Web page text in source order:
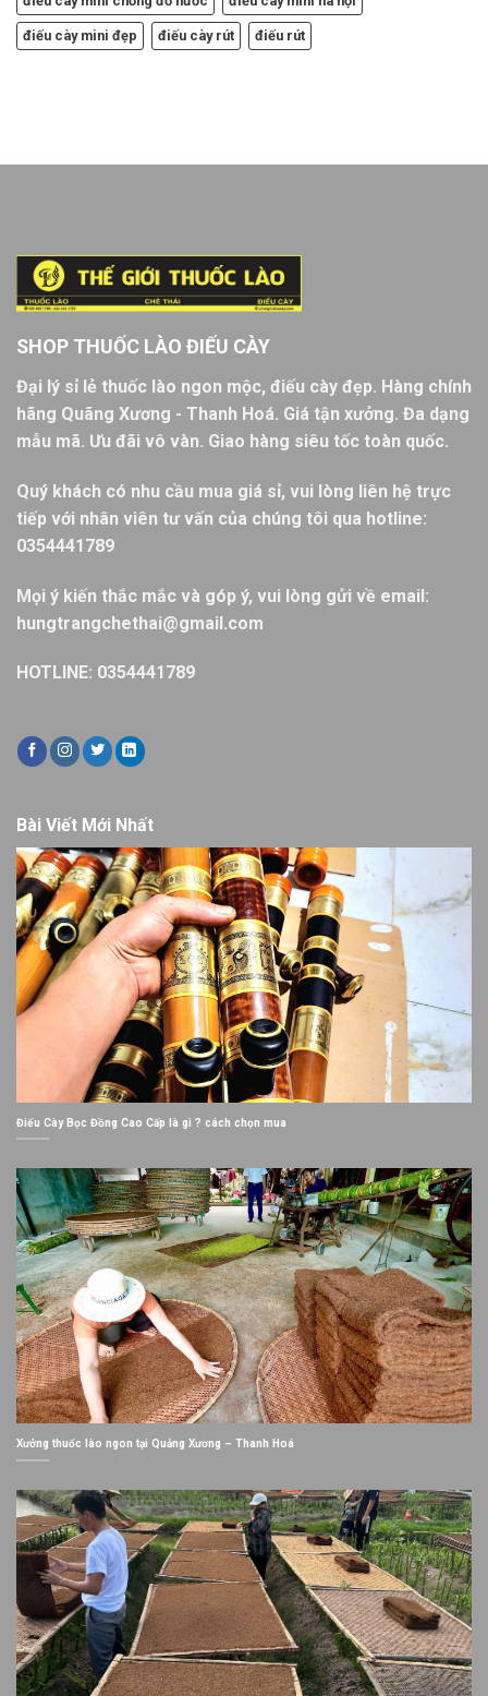
điếu cày mini đẹp điếu cày rút điếu rút
SHOP THUỐC LÀO ĐIẾU CÀY
Đại lý sỉ lẻ thuốc lào ngon mộc, điếu cày đẹp. Hàng chính
hãng Quãng Xương - Thanh Hoá. Giá tận xưởng. Đa dạng
mẫu mã. Ưu đãi vô vàn. Giao hàng siêu tốc toàn quốc.
Quý khách có nhu cầu mua giá sỉ, vui lòng liên hệ trực
tiếp với nhân viên tư vấn của chúng tôi qua hotline:
0354441789
Mọi ý kiến thắc mắc và góp ý, vui lòng gửi về email:
hungtrangchethai@gmail.com
HOTLINE: 0354441789
Bài Viết Mới Nhất
Điếu Cày Bọc Đồng Cao Cấp là gì ? cách chọn mua
Xưởng thuốc lào ngon tại Quảng Xương – Thanh Hoá